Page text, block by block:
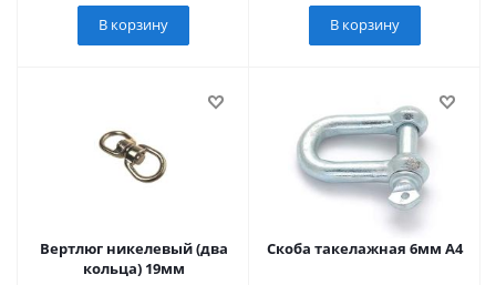
В корзину В корзину
Вертлюг никелевый (два
кольца) 19мм
Скоба такелажная 6мм A4